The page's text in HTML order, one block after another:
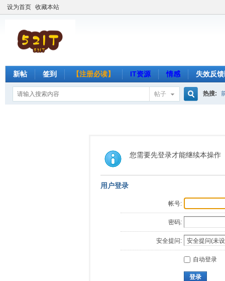
设为首页 收藏本站
新帖 签到 【注册必读】 IT资源 情感 失效反
帖子
索
热搜:
您需要先登录才能继续本操作
用户登录
帐号:
密码:
安全提问:
自动登录
登录